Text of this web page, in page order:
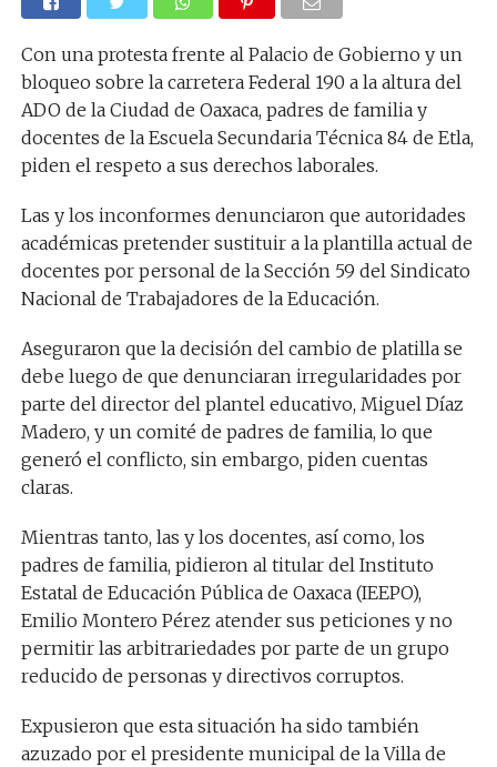
Con una protesta frente al Palacio de Gobierno y un
bloqueo sobre la carretera Federal 190 a la altura del
ADO de la Ciudad de Oaxaca, padres de familia y
docentes de la Escuela Secundaria Técnica 84 de Etla,
piden el respeto a sus derechos laborales.
Las y los inconformes denunciaron que autoridades
académicas pretender sustituir a la plantilla actual de
docentes por personal de la Sección 59 del Sindicato
Nacional de Trabajadores de la Educación.
Aseguraron que la decisión del cambio de platilla se
debe luego de que denunciaran irregularidades por
parte del director del plantel educativo, Miguel Díaz
Madero, y un comité de padres de familia, lo que
generó el conflicto, sin embargo, piden cuentas
claras.
Mientras tanto, las y los docentes, así como, los
padres de familia, pidieron al titular del Instituto
Estatal de Educación Pública de Oaxaca (IEEPO),
Emilio Montero Pérez atender sus peticiones y no
permitir las arbitrariedades por parte de un grupo
reducido de personas y directivos corruptos.
Expusieron que esta situación ha sido también
azuzado por el presidente municipal de la Villa de